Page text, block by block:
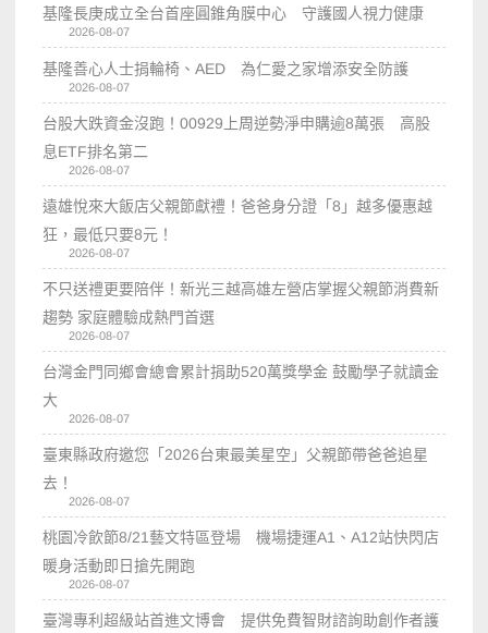
基隆長庚成立全台首座圓錐角膜中心 守護國人視力健康
2026-08-07
基隆善心人士捐輪椅、AED 為仁愛之家增添安全防護
2026-08-07
台股大跌資金沒跑！00929上周逆勢淨申購逾8萬張 高股
息ETF排名第二
2026-08-07
遠雄悅來大飯店父親節獻禮！爸爸身分證「8」越多優惠越
狂，最低只要8元！
2026-08-07
不只送禮更要陪伴！新光三越高雄左營店掌握父親節消費新
趨勢 家庭體驗成熱門首選
2026-08-07
台灣金門同鄉會總會累計捐助520萬獎學金 鼓勵學子就讀金
大
2026-08-07
臺東縣政府邀您「2026台東最美星空」父親節帶爸爸追星
去！
2026-08-07
桃園冷飲節8/21藝文特區登場 機場捷運A1、A12站快閃店
暖身活動即日搶先開跑
2026-08-07
臺灣專利超級站首進文博會 提供免費智財諮詢助創作者護